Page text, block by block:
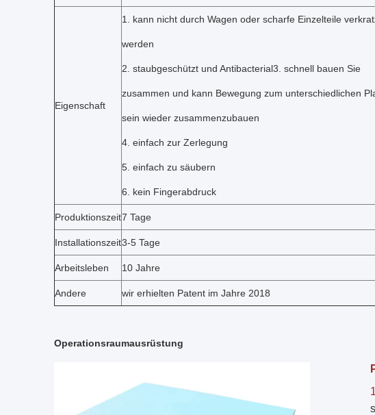
Eigenschaft
1. kann nicht durch Wagen oder scharfe Einzelteile
werden
2. staubgeschützt und Antibacterial3. schnell bauen Sie
zusammen und kann Bewegung zum unterschiedlichen
sein wieder zusammenzubauen
4. einfach zur Zerlegung
5. einfach zu säubern
6. kein Fingerabdruck
Produktionszeit7 Tage
Installationszeit3-5 Tage
Arbeitsleben 10 Jahre
Andere wir erhielten Patent im Jahre 2018
Operationsraumausrüstung